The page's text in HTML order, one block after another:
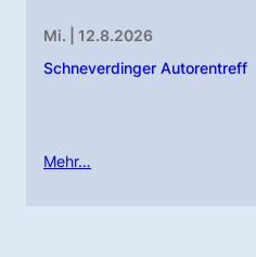
Mi. | 12.8.2026
Schneverdinger Autorentreff
Mehr…